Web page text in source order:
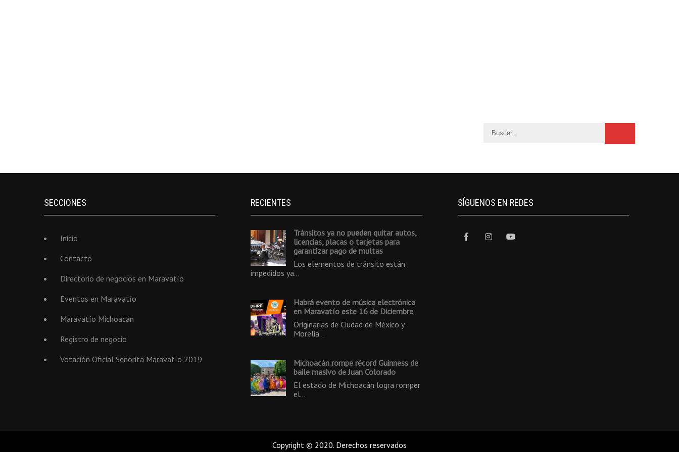
SECCIONES
Inicio
Contacto
Directorio de negocios en Maravatío
Eventos en Maravatío
Maravatío Michoacán
Registro de negocio
Votación Oficial Señorita Maravatío 2019
RECIENTES
Tránsitos ya no pueden quitar autos,
licencias, placas o tarjetas para
garantizar pago de multas
Los elementos de tránsito están
impedidos ya…
Habrá evento de música electrónica
en Maravatío este 16 de Diciembre
Originarias de Ciudad de México y
Morelia…
Michoacán rompe récord Guinness de
baile masivo de Juan Colorado
El estado de Michoacán logra romper
el…
SÍGUENOS EN REDES
Copyright © 2020. Derechos reservados